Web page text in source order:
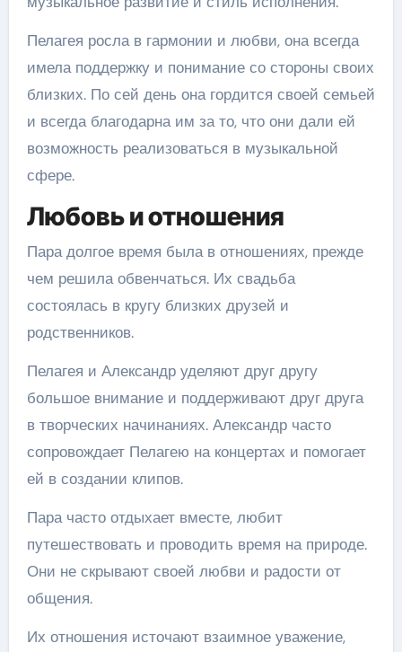
Пелагея росла в гармонии и любви, она всегда
имела поддержку и понимание со стороны своих
близких. По сей день она гордится своей семьей
и всегда благодарна им за то, что они дали ей
возможность реализоваться в музыкальной
сфере.
Любовь и отношения
Пара долгое время была в отношениях, прежде
чем решила обвенчаться. Их свадьба
состоялась в кругу близких друзей и
родственников.
Пелагея и Александр уделяют друг другу
большое внимание и поддерживают друг друга
в творческих начинаниях. Александр часто
сопровождает Пелагею на концертах и помогает
ей в создании клипов.
Пара часто отдыхает вместе, любит
путешествовать и проводить время на природе.
Они не скрывают своей любви и радости от
общения.
Их отношения источают взаимное уважение,